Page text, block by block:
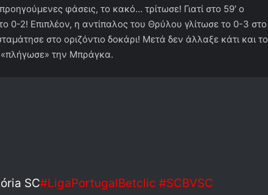
φάσεις, το κακό… τρίτωσε! Γιατί στο 59′ ο
0-2! Επιπλέον, η αντίπαλος του Θρύλου γλίτωσε το 0-3 στο
στο οριζόντιο δοκάρι! Μετά δεν άλλαξε κάτι και το
«πλήγωσε» την Μπράγκα.
SC#LigaPortugalBetclic #SCBVSC